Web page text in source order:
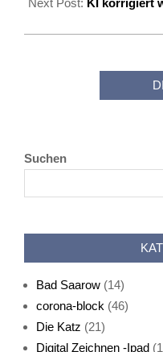
21
Next Post: KI korrigiert
Suchen
Bad Saarow (14)
corona-block (46)
Die Katz (21)
Digital Zeichnen -Ipad